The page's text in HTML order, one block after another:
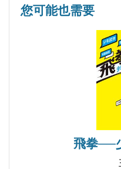
您可能也需要
飛拳──